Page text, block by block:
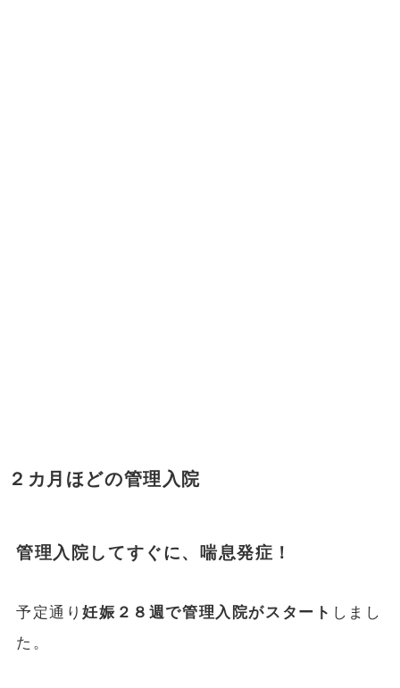
２カ月ほどの管理入院
管理入院してすぐに、喘息発症！
予定通り妊娠２８週で管理入院がスタート しまし
た。